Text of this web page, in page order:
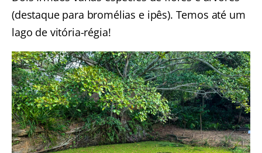
(destaque para bromélias e ipês). Temos até um
lago de vitória-régia!